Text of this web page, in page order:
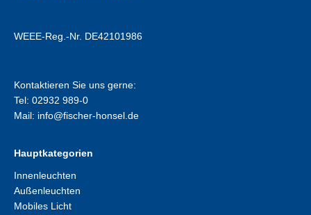
WEEE-Reg.-Nr. DE42101986
Kontaktieren Sie uns gerne:
Tel: 02932 989-0
Mail: info@fischer-honsel.de
Hauptkategorien
Innenleuchten
Außenleuchten
Mobiles Licht